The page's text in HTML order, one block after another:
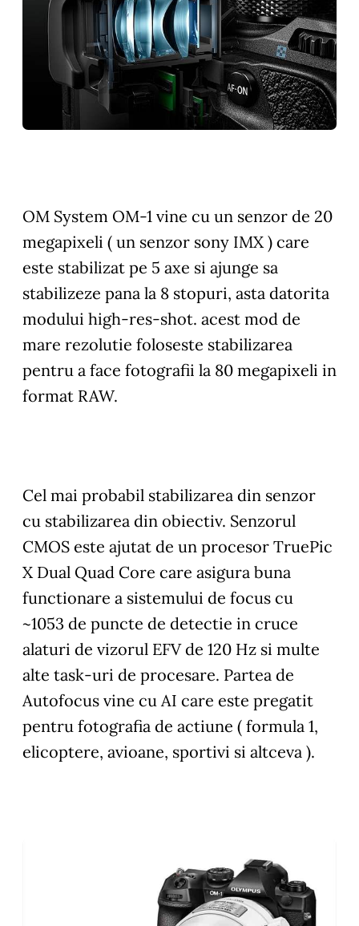
OM System OM-1 vine cu un senzor de 20
megapixeli ( un senzor sony IMX ) care
este stabilizat pe 5 axe si ajunge sa
stabilizeze pana la 8 stopuri, asta datorita
modului high-res-shot. acest mod de
mare rezolutie foloseste stabilizarea
pentru a face fotografii la 80 megapixeli in
format RAW.
Cel mai probabil stabilizarea din senzor
cu stabilizarea din obiectiv. Senzorul
CMOS este ajutat de un procesor TruePic
X Dual Quad Core care asigura buna
functionare a sistemului de focus cu
~1053 de puncte de detectie in cruce
alaturi de vizorul EFV de 120 Hz si multe
alte task-uri de procesare. Partea de
Autofocus vine cu AI care este pregatit
pentru fotografia de actiune ( formula 1,
elicoptere, avioane, sportivi si altceva ).